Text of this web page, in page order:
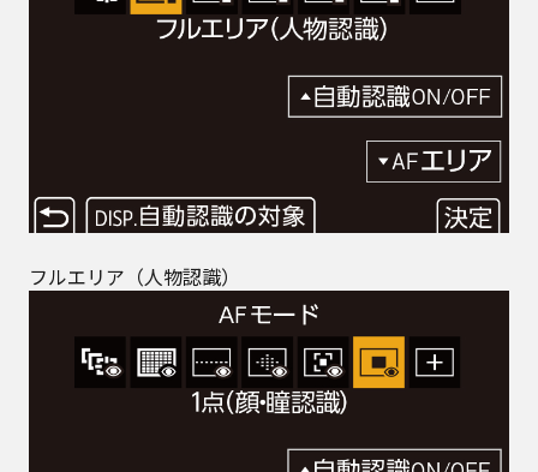
フルエリア（人物認識）